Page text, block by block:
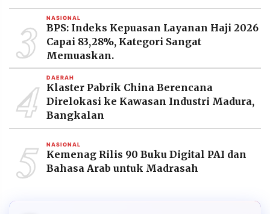
3 NASIONAL
BPS: Indeks Kepuasan Layanan Haji 2026
Capai 83,28%, Kategori Sangat
Memuaskan.
4 DAERAH
Klaster Pabrik China Berencana
Direlokasi ke Kawasan Industri Madura,
Bangkalan
5 NASIONAL
Kemenag Rilis 90 Buku Digital PAI dan
Bahasa Arab untuk Madrasah